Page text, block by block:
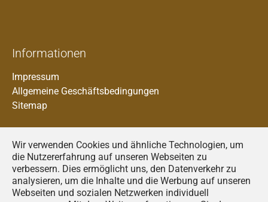
Wir verwenden Cookies und ähnliche Technologien, um
die Nutzererfahrung auf unseren Webseiten zu
verbessern. Dies ermöglicht uns, den Datenverkehr zu
analysieren, um die Inhalte und die Werbung auf unseren
Webseiten und sozialen Netzwerken individuell
Informationen
Impressum
Allgemeine Geschäftsbedingungen
Sitemap
Francais